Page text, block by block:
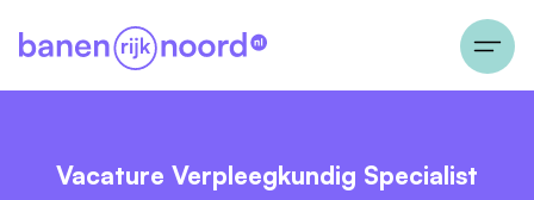
Vacature Verpleegkundig Specialist